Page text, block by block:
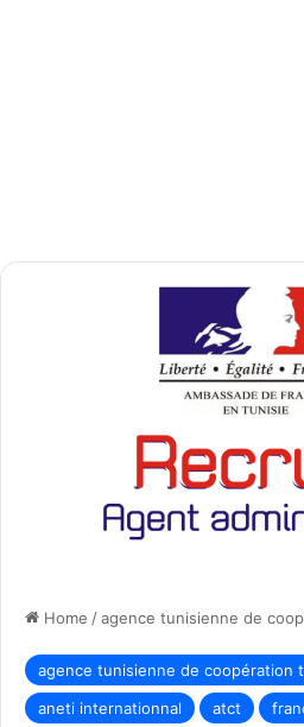
Home /agence tunisienne de
agence tunisienne de coopération
aneti internationnal
atct